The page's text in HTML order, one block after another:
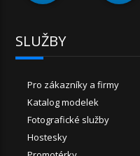
SLUŽBY
Pro zákazníky a firmy
Katalog modelek
Fotografické služby
Hostesky